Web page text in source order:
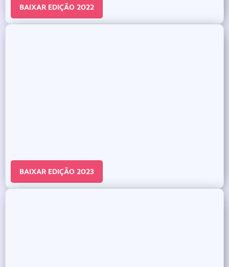
BAIXAR EDIÇÃO 2022
BAIXAR EDIÇÃO 2023